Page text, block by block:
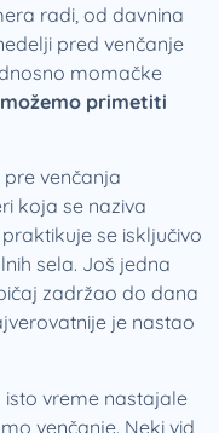
radi, od davnina
pred venčanje
momačke
primetiti
pre venčanja
koja se naziva
se isključivo
sela. Još jedna
zadržao do dana
je nastao
isto vreme nastajale
venčanje. Neki vid